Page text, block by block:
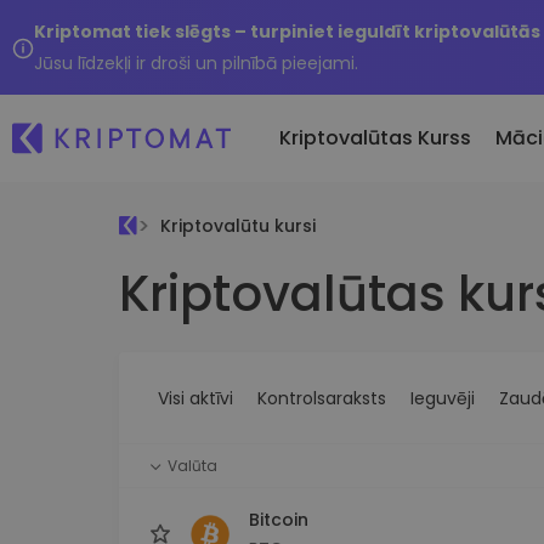
Kriptomat tiek slēgts – turpiniet ieguldīt kriptovalūtās
Jūsu līdzekļi ir droši un pilnībā pieejami.
Kriptovalūtas Kurss
Visas cenas
Vairāk nekā 300 kriptovalūtu Nesen
Pērciet vairāk nekā 300
kriptovalūtas
iespējas
Kriptovalūtu kursi
Kriptovalūtas
Visi aktīvi Kontrolsaraksts Ieguvēji
Valūta
Bitcoin